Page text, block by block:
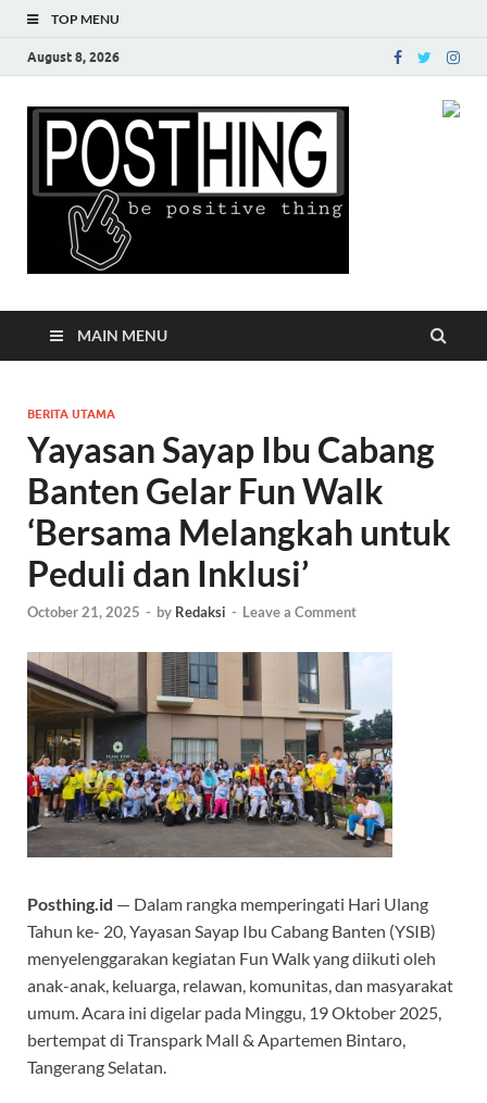
TOP MENU
August 8, 2026
MAIN MENU
BERITA UTAMA
Yayasan Sayap Ibu Cabang
Banten Gelar Fun Walk
‘Bersama Melangkah untuk
Peduli dan Inklusi’
October 21, 2025 - by Redaksi - Leave a Comment
Posthing.id — Dalam rangka memperingati Hari Ulang
Tahun ke- 20, Yayasan Sayap Ibu Cabang Banten (YSIB)
menyelenggarakan kegiatan Fun Walk yang diikuti oleh
anak-anak, keluarga, relawan, komunitas, dan masyarakat
umum. Acara ini digelar pada Minggu, 19 Oktober 2025,
bertempat di Transpark Mall & Apartemen Bintaro,
Tangerang Selatan.